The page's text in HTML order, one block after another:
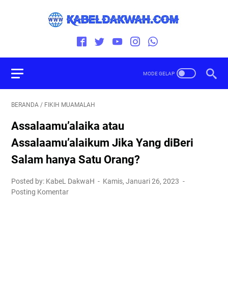
BERANDA / FIKIH MUAMALAH
Assalaamu’alaika atau
Assalaamu’alaikum Jika Yang diBeri
Salam hanya Satu Orang?
Posted by: KabeL DakwaH
Kamis, Januari 26, 2023
Posting Komentar